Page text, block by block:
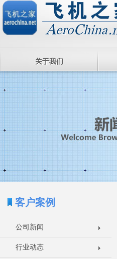
关于我们
客户案例
公司新闻
行业动态